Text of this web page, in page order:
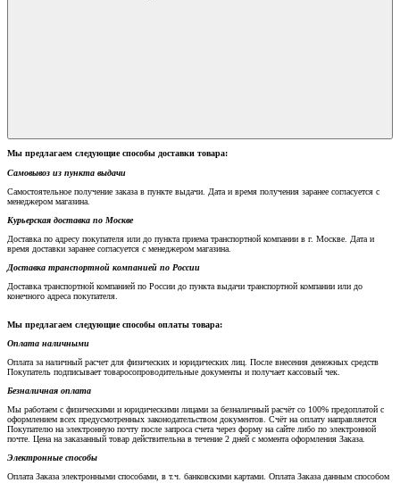
Мы предлагаем следующие способы доставки товара:
Самовывоз из пункта выдачи
Самостоятельное получение заказа в пункте выдачи. Дата и время получения заранее согласуется с
менеджером магазина.
Курьерская доставка по Москве
Доставка по адресу покупателя или до пункта приема транспортной компании в г. Москве. Дата и
время доставки заранее согласуется с менеджером магазина.
Доставка транспортной компанией по России
Доставка транспортной компанией по России до пункта выдачи транспортной компании или до
конечного адреса покупателя.
Мы предлагаем следующие способы оплаты товара:
Оплата наличными
Оплата за наличный расчет для физических и юридических лиц. После внесения денежных средств
Покупатель подписывает товаросопроводительные документы и получает кассовый чек.
Безналичная оплата
Мы работаем с физическими и юридическими лицами за безналичный расчёт со 100% предоплатой с
оформлением всех предусмотренных законодательством документов. Счёт на оплату направляется
Покупателю на электронную почту после запроса счета через форму на сайте либо по электронной
почте. Цена на заказанный товар действительна в течение 2 дней с момента оформления Заказа.
Электронные способы
Оплата Заказа электронными способами, в т.ч. банковскими картами. Оплата Заказа данным способом